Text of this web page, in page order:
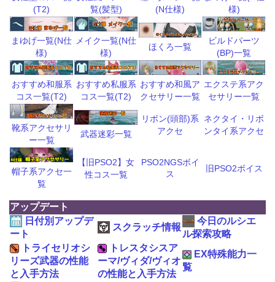
(T2)
覧(髪型)
(N仕様)
様)
まゆげ一覧(N仕
様)
メイク一覧(N仕
様)
ほくろ一覧
ビルドパーツ
(BP)一覧
おすすめ和服系
コス一覧(T2)
おすすめ私服系
コス一覧(T2)
おすすめ和風ア
クセサリー一覧
エクステ系アク
セサリー一覧
靴系アクセサリ
ー一覧
武器迷彩一覧
リボン(頭部)系
アクセ
ネクタイ・リボ
ンタイ系アクセ
帽子系アクセ一
覧
【旧PSO2】女
性コス一覧
PSO2NGSボイ
ス
旧PSO2ボイス
アップデート
日付別アップデ
ート
スクラッチ情報
今日のルシエ
ル探索攻略
トライセリオシ
リーズ武器の性能
と入手方法
トレスタシスア
ーマ/ヴィダ/ヴィオ
の性能と入手方法
EX特殊能力一
覧